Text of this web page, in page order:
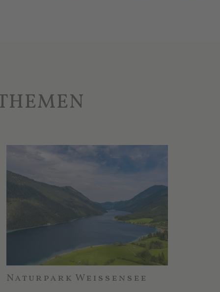
Naturpark Weissensee